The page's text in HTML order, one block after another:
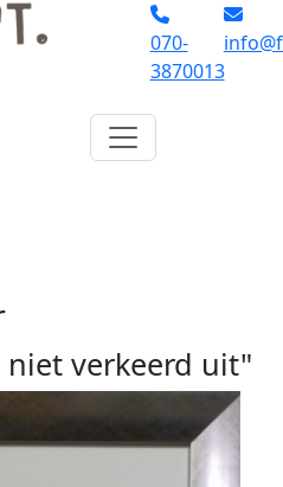
070-
3870013
verkeerd uit"